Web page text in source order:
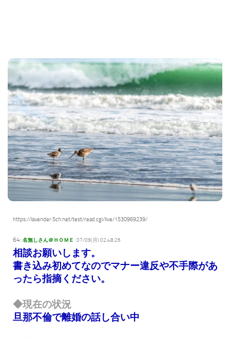
https://lavender.5ch.net/test/read.cgi/live/1530969239/
64: 名無しさん＠ＨＯＭＥ 07/09(月) 02:48:26
相談お願いします。
書き込み初めてなのでマナー違反や不手際があ
ったら指摘ください。
◆現在の状況
旦那不倫で離婚の話し合い中